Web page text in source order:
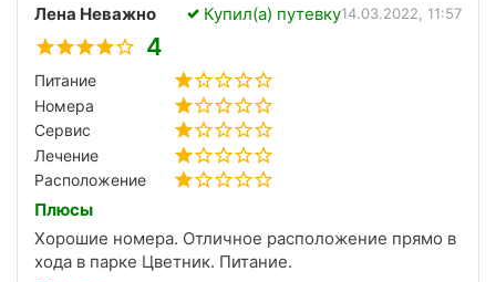
правда люксы с замечательным видом из окна.
Кухня и лечение хорошие. Персонал внимательный.
Лена Неважно Купил(а) путевку14.03.2022, 11:57
4
Питание
Номера
Сервис
Лечение
Расположение
Плюсы
Хорошие номера. Отличное расположение прямо в
хода в парке Цветник. Питание.